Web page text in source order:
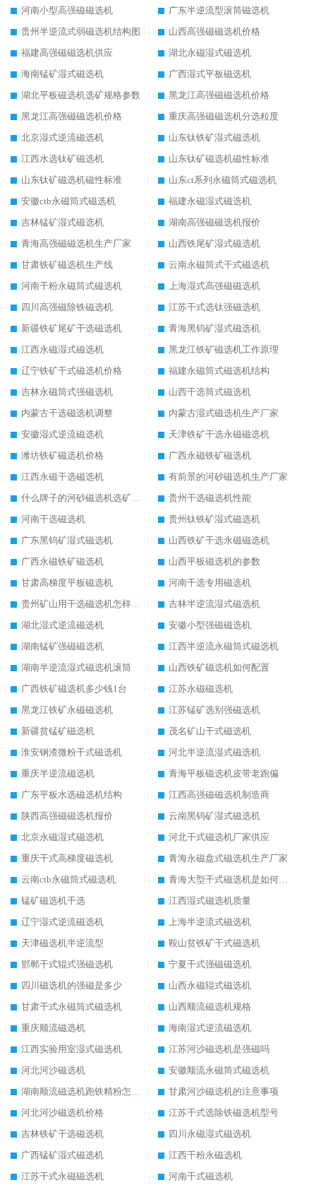
河南小型高强磁磁选机
广东半逆流型滚筒磁选机
贵州半逆流式弱磁选机结构图
山西高强磁磁选机价格
福建高强磁磁选机供应
湖北永磁湿式磁选机
海南锰矿湿式磁选机
广西湿式平板磁选机
湖北平板磁选机选矿规格参数
黑龙江高强磁磁选机价格
黑龙江高强磁磁选机价格
重庆高强磁磁选机分选粒度
北京湿式逆流磁选机
山东钛铁矿湿式磁选机
江西水选钛矿磁选机
山东钛矿磁选机磁性标准
山东钛矿磁选机磁性标准
山东ct系列永磁筒式磁选机
安徽ctb永磁筒式磁选机
福建永磁湿式磁选机
吉林锰矿湿式磁选机
湖南高强磁磁选机报价
青海高强磁磁选机生产厂家
山西铁尾矿湿式磁选机
甘肃铁矿磁选机生产线
云南永磁筒式干式磁选机
河南干粉永磁筒式磁选机
上海湿式高强磁磁选机
四川高强磁除铁磁选机
江苏干式选钛强磁选机
新疆铁矿尾矿干选磁选机
青海黑钨矿湿式磁选机
江西永磁湿式磁选机
黑龙江铁矿磁选机工作原理
辽宁铁矿干式磁选机价格
福建永磁筒式磁选机结构
吉林永磁筒式强磁选机
山西干选筒式磁选机
内蒙古干选磁选机调整
内蒙古湿式磁选机生产厂家
安徽湿式逆流磁选机
天津铁矿干选永磁磁选机
潍坊铁矿磁选机价格
广西永磁铁矿磁选机
江西永磁干选磁选机
有前景的河砂磁选机生产厂家
什么牌子的河砂磁选机选矿效果好
贵州干选磁选机性能
河南干选磁选机
贵州钛铁矿湿式磁选机
广东黑钨矿湿式磁选机
山西铁矿干选永磁磁选机
广西永磁铁矿磁选机
山西平板磁选机的参数
甘肃高梯度平板磁选机
河南干选专用磁选机
贵州矿山用干选磁选机怎样调磁
吉林半逆流湿式磁选机
湖北湿式逆流磁选机
安徽小型强磁磁选机
湖南锰矿强磁磁选机
江西半逆流永磁筒式磁选机
湖南半逆流湿式磁选机滚筒
山西铁矿磁选机如何配置
广西铁矿磁选机多少钱1台
江苏永磁磁选机
黑龙江铁矿永磁磁选机
江苏锰矿选别强磁选机
新疆贫锰矿磁选机
茂名矿山干式磁选机
淮安钢渣微粉干式磁选机
河北半逆流湿式磁选机
重庆半逆流磁选机
青海平板磁选机皮带老跑偏
广东平板水选磁选机结构
江西高强磁磁选机制造商
陕西高强磁磁选机报价
云南黑钨矿湿式磁选机
北京永磁湿式磁选机
河北干式磁选机厂家供应
重庆干式高梯度磁选机
青海永磁盘式磁选机生产厂家
云南ctb永磁筒式磁选机
青海大型干式磁选机是如何选矿的
锰矿磁选机干选
江西湿式磁选机质量
辽宁湿式逆流磁选机
上海半逆流式磁选机
天津磁选机半逆流型
鞍山贫铁矿干式磁选机
邯郸干式辊式强磁选机
宁夏干式强磁磁选机
四川磁选机的强磁是多少
山西永磁辊式磁选机
甘肃干式永磁筒式磁选机
山西顺流磁选机规格
重庆顺流磁选机
海南湿式逆流磁选机
江西实验用室湿式磁选机
江苏河沙磁选机是强磁吗
河北河沙磁选机
安徽顺流永磁筒式磁选机
湖南顺流磁选机跑铁精粉怎么处理
甘肃河沙磁选机的注意事项
河北河沙磁选机价格
江苏干式选除铁磁选机型号
吉林铁矿干选磁选机
四川永磁湿式磁选机
广西锰矿湿式磁选机
江西干粉永磁选机
江苏干式永磁磁选机
河南干式磁选机